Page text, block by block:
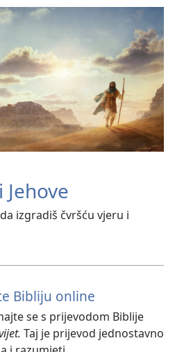
izgradiš čvršću vjeru i
Bibliju online
se s prijevodom Biblije
Taj je prijevod jednostavno